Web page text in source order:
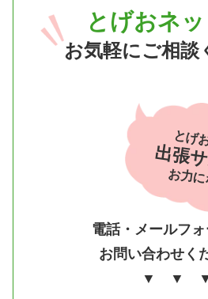
とげおネッ
お気軽にご相談
電話・メールフ
お問い合わせく
▼ ▼
とげ
出張
お力